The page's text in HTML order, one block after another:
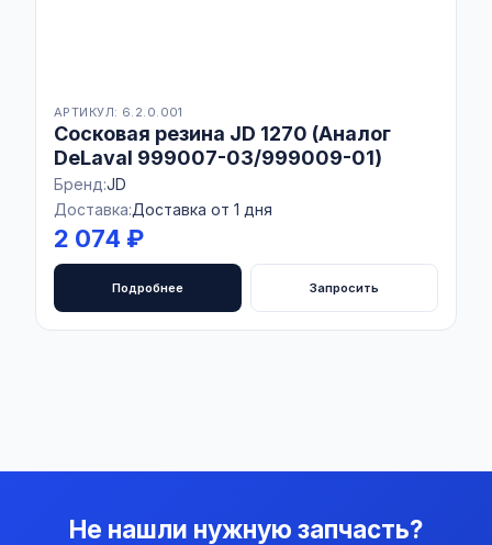
АРТИКУЛ: 6.2.0.001
Сосковая резина JD 1270 (Аналог
DeLaval 999007-03/999009-01)
Бренд:JD
Доставка:Доставка от 1 дня
2 074 ₽
Подробнее Запросить
Не нашли нужную запчасть?